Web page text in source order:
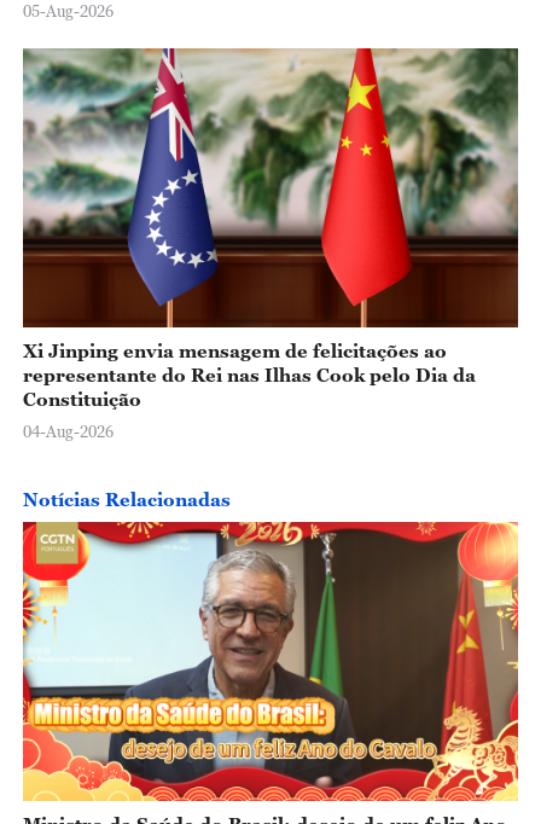
05-Aug-2026
Xi Jinping envia mensagem de felicitações ao
representante do Rei nas Ilhas Cook pelo Dia da
Constituição
04-Aug-2026
Notícias Relacionadas